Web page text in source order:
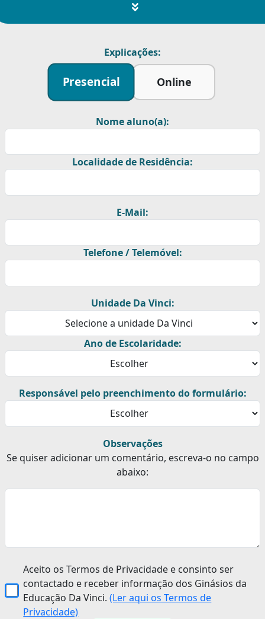
Explicações:
Presencial Online
Nome aluno(a):
Localidade de Residência:
E-Mail:
Telefone / Telemóvel:
Unidade Da Vinci:
Ano de Escolaridade:
Responsável pelo preenchimento do formulário:
Observações
Se quiser adicionar um comentário, escreva-o no campo
abaixo:
Aceito os Termos de Privacidade e consinto ser
contactado e receber informação dos Ginásios da
Educação Da Vinci.(Ler aqui os Termos de
Privacidade)